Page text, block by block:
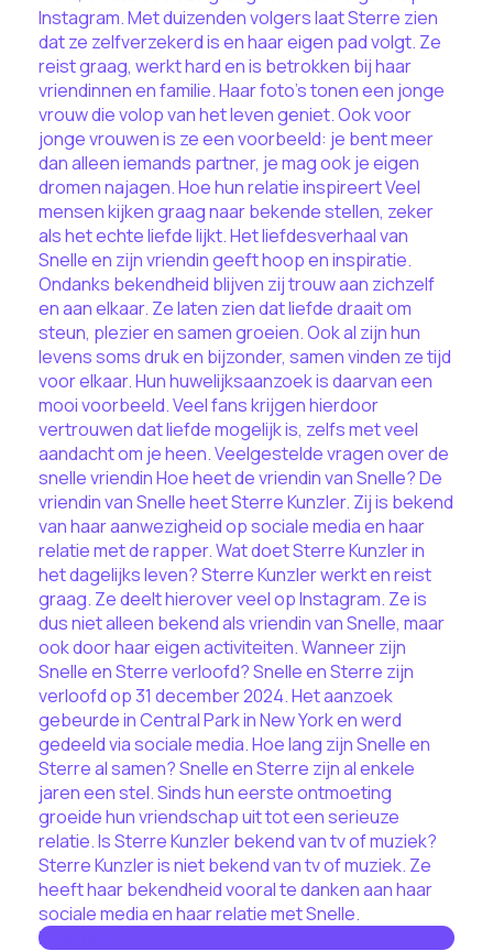
Instagram. Met duizenden volgers laat Sterre zien
dat ze zelfverzekerd is en haar eigen pad volgt. Ze
reist graag, werkt hard en is betrokken bij haar
vriendinnen en familie. Haar foto’s tonen een jonge
vrouw die volop van het leven geniet. Ook voor
jonge vrouwen is ze een voorbeeld: je bent meer
dan alleen iemands partner, je mag ook je eigen
dromen najagen. Hoe hun relatie inspireert Veel
mensen kijken graag naar bekende stellen, zeker
als het echte liefde lijkt. Het liefdesverhaal van
Snelle en zijn vriendin geeft hoop en inspiratie.
Ondanks bekendheid blijven zij trouw aan zichzelf
en aan elkaar. Ze laten zien dat liefde draait om
steun, plezier en samen groeien. Ook al zijn hun
levens soms druk en bijzonder, samen vinden ze tijd
voor elkaar. Hun huwelijksaanzoek is daarvan een
mooi voorbeeld. Veel fans krijgen hierdoor
vertrouwen dat liefde mogelijk is, zelfs met veel
aandacht om je heen. Veelgestelde vragen over de
snelle vriendin Hoe heet de vriendin van Snelle? De
vriendin van Snelle heet Sterre Kunzler. Zij is bekend
van haar aanwezigheid op sociale media en haar
relatie met de rapper. Wat doet Sterre Kunzler in
het dagelijks leven? Sterre Kunzler werkt en reist
graag. Ze deelt hierover veel op Instagram. Ze is
dus niet alleen bekend als vriendin van Snelle, maar
ook door haar eigen activiteiten. Wanneer zijn
Snelle en Sterre verloofd? Snelle en Sterre zijn
verloofd op 31 december 2024. Het aanzoek
gebeurde in Central Park in New York en werd
gedeeld via sociale media. Hoe lang zijn Snelle en
Sterre al samen? Snelle en Sterre zijn al enkele
jaren een stel. Sinds hun eerste ontmoeting
groeide hun vriendschap uit tot een serieuze
relatie. Is Sterre Kunzler bekend van tv of muziek?
Sterre Kunzler is niet bekend van tv of muziek. Ze
heeft haar bekendheid vooral te danken aan haar
sociale media en haar relatie met Snelle.
Lees hier